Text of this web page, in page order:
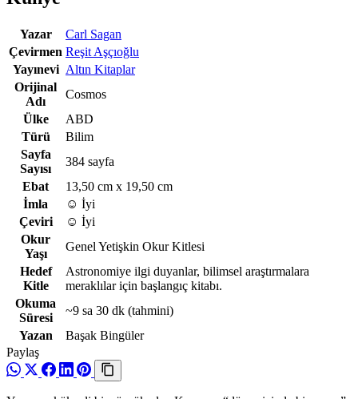
Yazar
Carl Sagan
Çevirmen Reşit Aşçıoğlu
Yayınevi Altın Kitaplar
Orijinal
Adı
Cosmos
Ülke
ABD
Türü
Bilim
Sayfa
Sayısı
384 sayfa
Ebat
13,50 cm x 19,50 cm
İmla
☺️ İyi
Çeviri
☺️ İyi
Okur
Yaşı
Genel Yetişkin Okur Kitlesi
Hedef
Kitle
Astronomiye ilgi duyanlar, bilimsel araştırmalara
meraklılar için başlangıç kitabı.
Okuma
Süresi
~9 sa 30 dk (tahmini)
Yazan
Başak Bingüler
Paylaş